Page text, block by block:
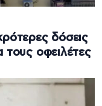
δόσεις
τους οφειλέτες